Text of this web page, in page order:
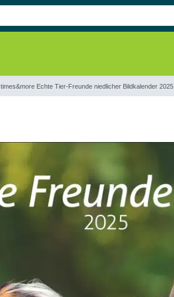
times&more Echte Tier-Freunde niedlicher Bildkalender 2025